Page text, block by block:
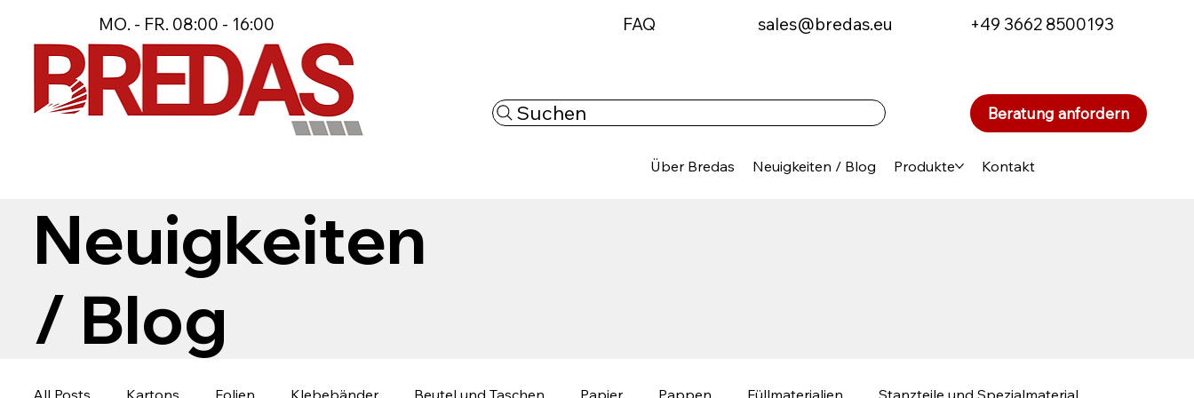
MO. - FR. 08:00 - 16:00
Über Bredas Neuigkeiten / Blog Produkte Kontakt
FAQ
Suchen
sales@bredas.eu +49 3662 8500193
Beratung anfordern
Neuigkeiten
/ Blog
All Posts Kartons Folien Klebebänder Beutel und Taschen Papier Pappen Füllmaterialien Stanzteile und Spezialmaterial